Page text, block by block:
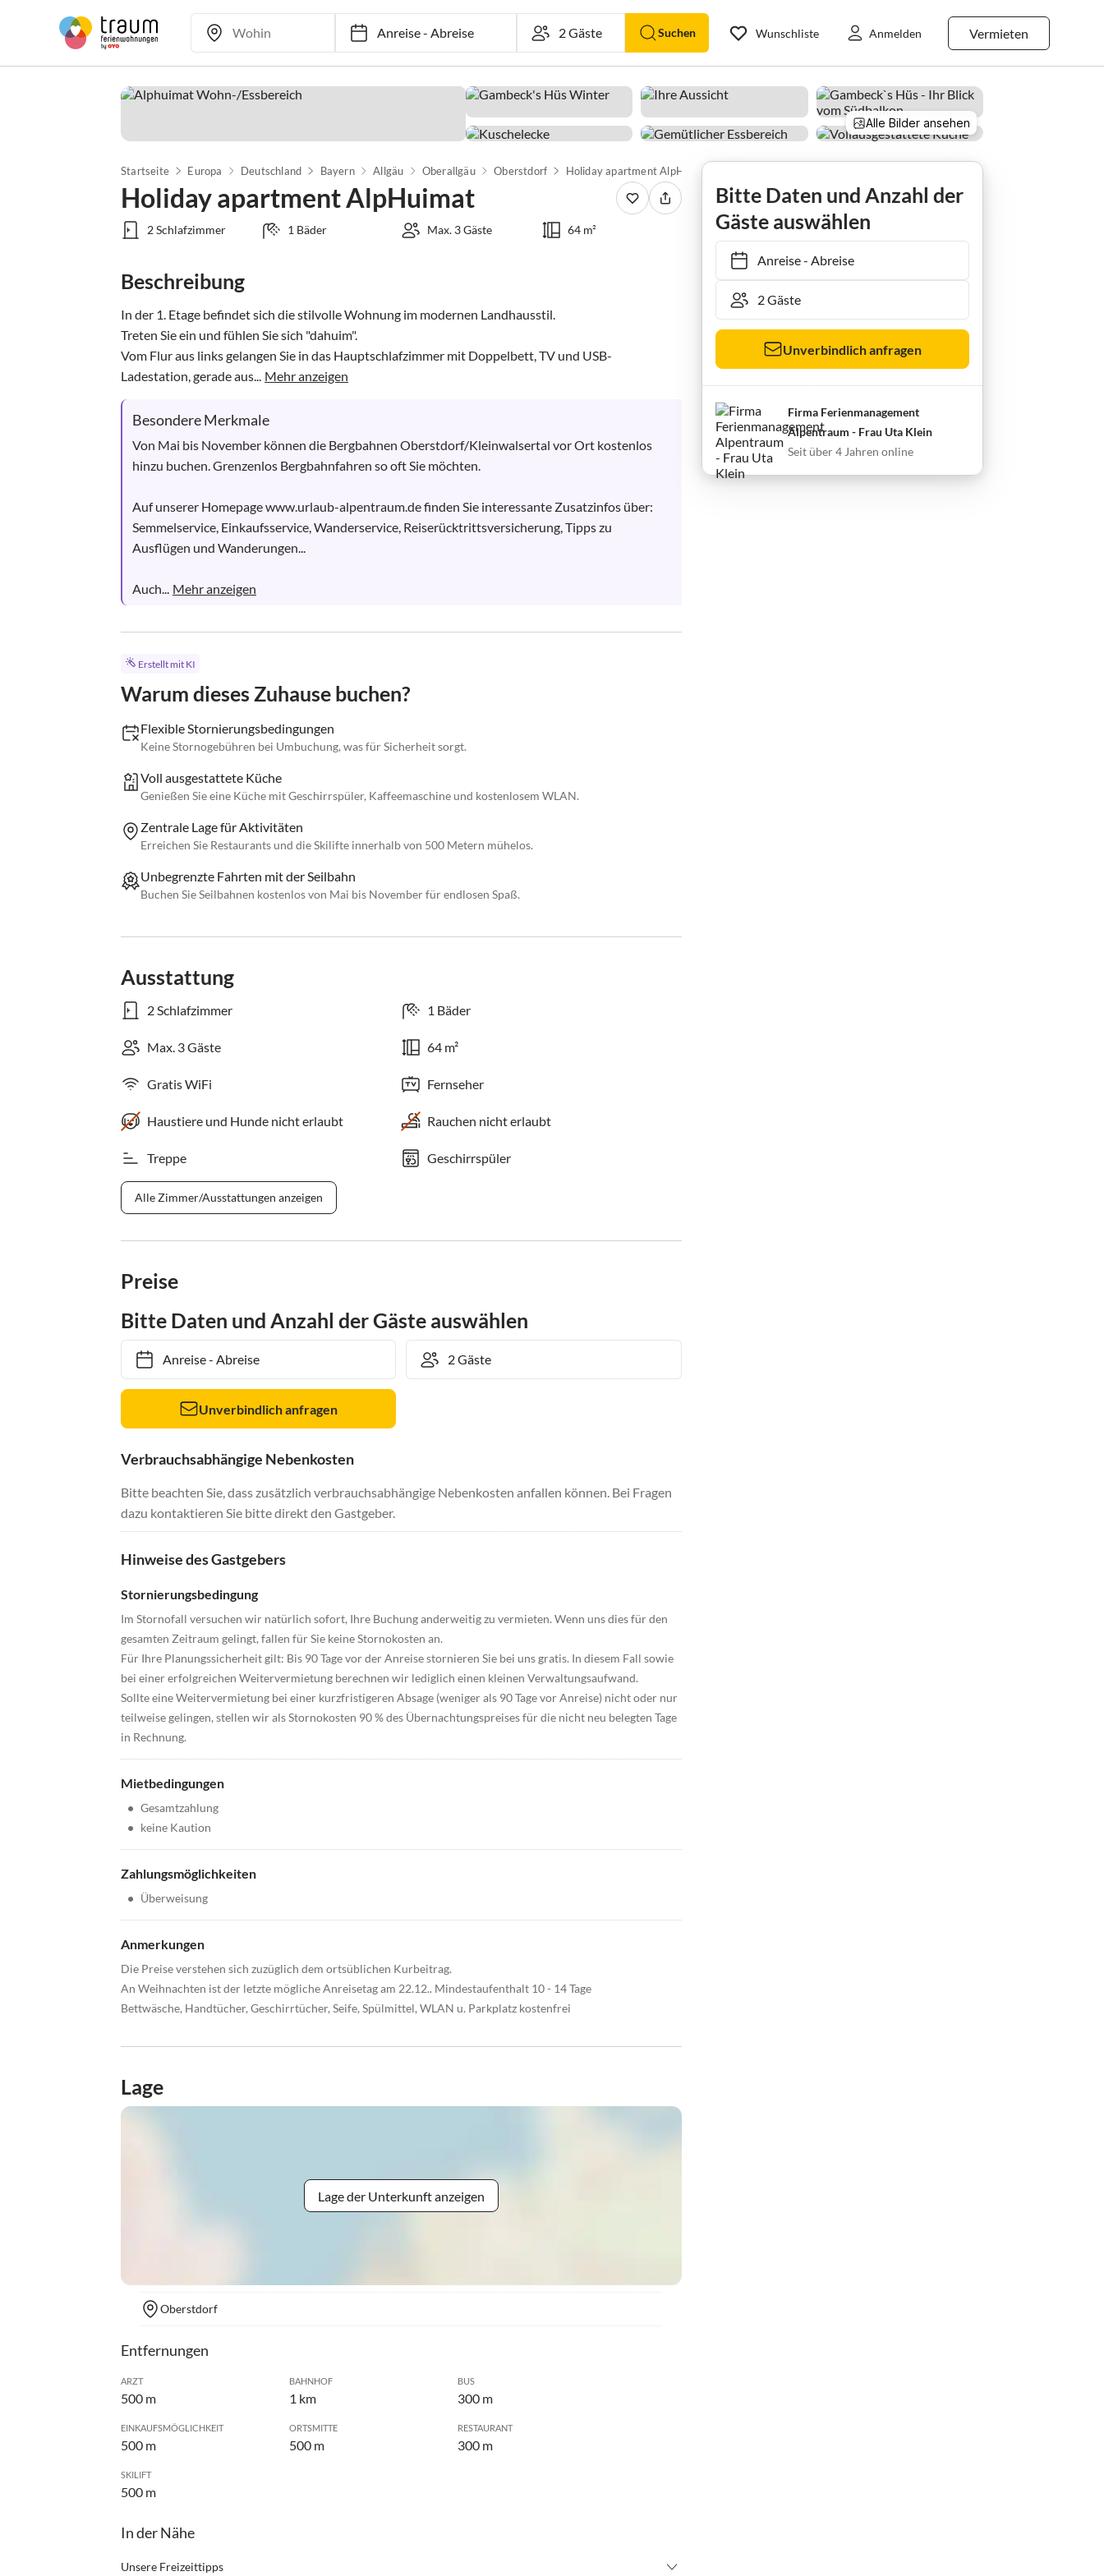
Anreise-Abreise Suchen Vermieten
Wunschliste Anmelden
Alle Bilder ansehen
Startseite Europa Deutschland Bayern Allgäu Oberallgäu Oberstdorf Holiday apartment AlpHuimat
Holiday apartment AlpHuimat
2 Schlafzimmer 1 Bäder Max. 3 Gäste 64 m²
Beschreibung
In der 1. Etage befindet sich die stilvolle Wohnung im modernen Landhausstil.
Treten Sie ein und fühlen Sie sich "dahuim".
Vom Flur aus links gelangen Sie in das Hauptschlafzimmer mit Doppelbett, TV und USB-
Ladestation, gerade aus... Mehr anzeigen
Besondere Merkmale
Von Mai bis November können die Bergbahnen Oberstdorf/Kleinwalsertal vor Ort kostenlos
hinzu buchen. Grenzenlos Bergbahnfahren so oft Sie möchten.
Auf unserer Homepage www.urlaub-alpentraum.de finden Sie interessante Zusatzinfos über:
Semmelservice, Einkaufsservice, Wanderservice, Reiserücktrittsversicherung, Tipps zu
Ausflügen und Wanderungen...
Auch... Mehr anzeigen
Erstellt mit KI
Warum dieses Zuhause buchen?
Flexible Stornierungsbedingungen
Keine Stornogebühren bei Umbuchung, was für Sicherheit sorgt.
Voll ausgestattete Küche
Genießen Sie eine Küche mit Geschirrspüler, Kaffeemaschine und kostenlosem WLAN.
Zentrale Lage für Aktivitäten
Erreichen Sie Restaurants und die Skilifte innerhalb von 500 Metern mühelos.
Unbegrenzte Fahrten mit der Seilbahn
Buchen Sie Seilbahnen kostenlos von Mai bis November für endlosen Spaß.
Ausstattung
2 Schlafzimmer 1 Bäder
Max. 3 Gäste 64 m²
Gratis WiFi Fernseher
Haustiere und Hunde nicht erlaubt Rauchen nicht erlaubt
Treppe Geschirrspüler
Alle Zimmer/Ausstattungen anzeigen
Preise
Bitte Daten und Anzahl der Gäste auswählen
Anreise- Abreise
Unverbindlich anfragen
Verbrauchsabhängige Nebenkosten
Bitte beachten Sie, dass zusätzlich verbrauchsabhängige Nebenkosten anfallen können. Bei Fragen
dazu kontaktieren Sie bitte direkt den Gastgeber.
Hinweise des Gastgebers
Stornierungsbedingung
Im Stornofall versuchen wir natürlich sofort, Ihre Buchung anderweitig zu vermieten. Wenn uns dies für den
gesamten Zeitraum gelingt, fallen für Sie keine Stornokosten an.
Für Ihre Planungssicherheit gilt: Bis 90 Tage vor der Anreise stornieren Sie bei uns gratis. In diesem Fall sowie
bei einer erfolgreichen Weitervermietung berechnen wir lediglich einen kleinen Verwaltungsaufwand.
Sollte eine Weitervermietung bei einer kurzfristigeren Absage (weniger als 90 Tage vor Anreise) nicht oder nur
teilweise gelingen, stellen wir als Stornokosten 90 % des Übernachtungspreises für die nicht neu belegten Tage
in Rechnung.
Mietbedingungen
• Gesamtzahlung
• keine Kaution
Zahlungsmöglichkeiten
• Überweisung
Anmerkungen
Die Preise verstehen sich zuzüglich dem ortsüblichen Kurbeitrag.
An Weihnachten ist der letzte mögliche Anreisetag am 22.12.. Mindestaufenthalt 10 - 14 Tage
Bettwäsche, Handtücher, Geschirrtücher, Seife, Spülmittel, WLAN u. Parkplatz kostenfrei
Lage
Lage der Unterkunft anzeigen
Oberstdorf
Entfernungen
ARZT
500 m
BAHNHOF
1 km
BUS
300 m
EINKAUFSMÖGLICHKEIT
500 m
ORTSMITTE
500 m
RESTAURANT
300 m
SKILIFT
500 m
In der Nähe
Unsere Freizeittipps
Bitte Daten und Anzahl der
Gäste auswählen
Anreise- Abreise
Unverbindlich anfragen
Firma Ferienmanagement
Alpentraum - Frau Uta Klein
Seit über 4 Jahren online